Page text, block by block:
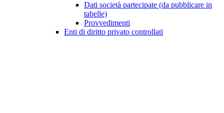
Dati società partecipate (da pubblicare in
tabelle)
Provvedimenti
Enti di diritto privato controllati